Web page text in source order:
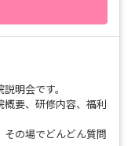
です
ください。
い部署」は、アン
す。
保
祝日不可）
明会です。
要、研修内容、福利
の場でどんどん質問